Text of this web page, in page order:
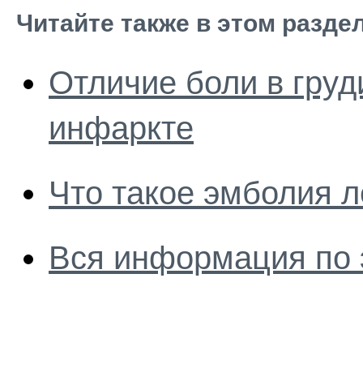
Читайте также в этом
Отличие боли в
инфаркте
Что такое эмболия
Вся информация по